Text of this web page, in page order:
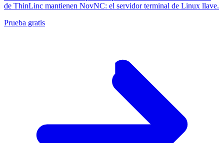
de ThinLinc mantienen NovNC: el servidor terminal de Linux llave.
Prueba gratis